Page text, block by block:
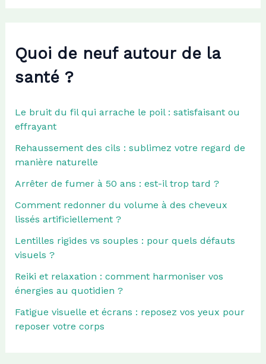
Quoi de neuf autour de la
santé ?
Le bruit du fil qui arrache le poil : satisfaisant ou
effrayant
Rehaussement des cils : sublimez votre regard de
manière naturelle
Arrêter de fumer à 50 ans : est-il trop tard ?
Comment redonner du volume à des cheveux
lissés artificiellement ?
Lentilles rigides vs souples : pour quels défauts
visuels ?
Reiki et relaxation : comment harmoniser vos
énergies au quotidien ?
Fatigue visuelle et écrans : reposez vos yeux pour
reposer votre corps